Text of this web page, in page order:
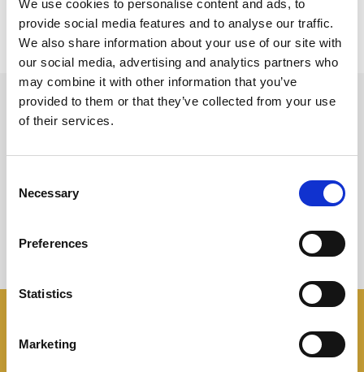
We use cookies to personalise content and ads, to
provide social media features and to analyse our traffic.
We also share information about your use of our site with
our social media, advertising and analytics partners who
may combine it with other information that you’ve
provided to them or that they’ve collected from your use
of their services.
Selection
Necessary
Preferences
Statistics
Marketing
Prodotti
I panini Negroni